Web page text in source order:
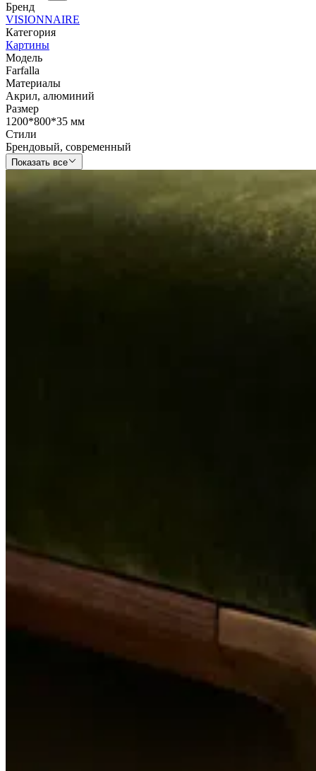
Бренд
VISIONNAIRE
Категория
Картины
Модель
Farfalla
Материалы
Акрил, алюминий
Размер
1200*800*35 мм
Стили
Брендовый, современный
Показать все